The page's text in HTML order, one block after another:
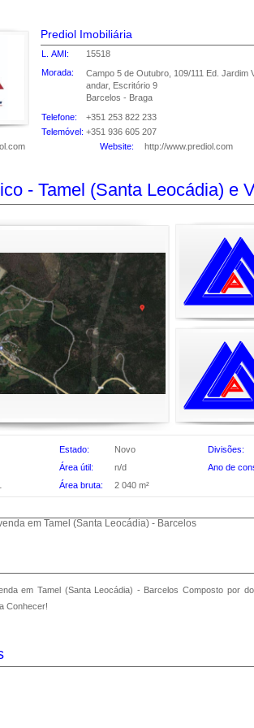
Prediol Imobiliária
L. AMI:
15518
Morada:
Campo 5 de Outubro, 109/111 Ed. Jardim
andar, Escritório 9
Barcelos - Braga
Telefone:
+351 253 822 233
Telemóvel: +351 936 605 207
Website: http://www.prediol.com
Terreno rústico - Tamel (Santa
Estado:
Novo
Área útil:
n/d
Área bruta:
2 040 m²
Divisões:
Ano de
Terreno rústico para venda em Tamel (Santa Leocádia) - Barcelos
dois artigo. Venda conjunta de ambos. Área de
Conhecer!